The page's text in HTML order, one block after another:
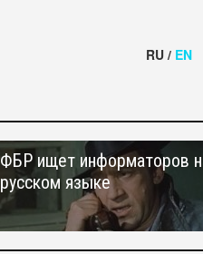
RU / EN
ФБР ищет информаторов
русском языке